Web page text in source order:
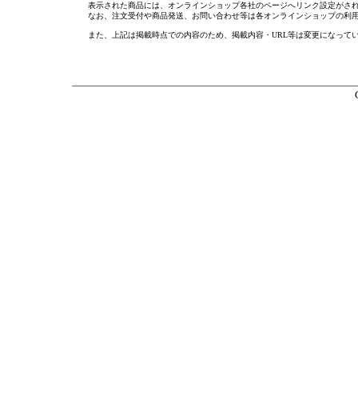
表示された商品には、オンラインショップ各社のページへリンク設定がさ
なお、注文受付や商品発送、お問い合わせ等は各オンラインショップの利
また、上記は掲載時点での内容のため、掲載内容・URL等は変更になって